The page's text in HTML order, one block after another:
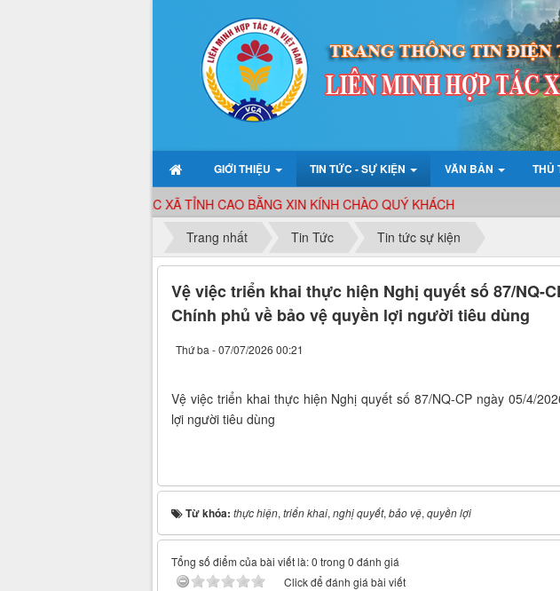
GIỚI THIỆU TIN TỨC - SỰ KIỆN VĂN BẢN THỦ
LIÊN MINH HỢP TÁC XÃ TỈNH CAO BẰNG XIN KÍNH CHÀO QUÝ KHÁCH
Trang nhất
Tin Tức Tin tức sự kiện
Vệ việc triển khai thực hiện Nghị quyết số 87/NQ-
Chính phủ về bảo vệ quyền lợi người tiêu dùng
Thứ ba - 07/07/2026 00:21
Vệ việc triển khai thực hiện Nghị quyết số 87/NQ-CP ngày 05/4/
lợi người tiêu dùng
Từ khóa: thực hiện, triển khai, nghị quyết, bảo vệ, quyền lợi
Tổng số điểm của bài viết là: 0 trong 0 đánh giá
Click để đánh giá bài viết